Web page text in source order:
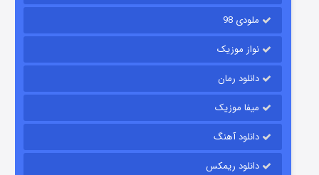
قسمت۱۵ (دوبله) منتشر شد
ملودی 98
نواز موزیک
دانلود رمان
میفا موزیک
دانلود آهنگ
دانلود ریمکس